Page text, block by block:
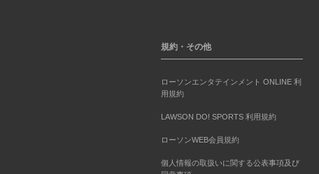
規約・その他
ローソンエンタテインメント ONLINE 利
用規約
LAWSON DO! SPORTS 利用規約
ローソンWEB会員規約
個人情報の取扱いに関する公表事項及び